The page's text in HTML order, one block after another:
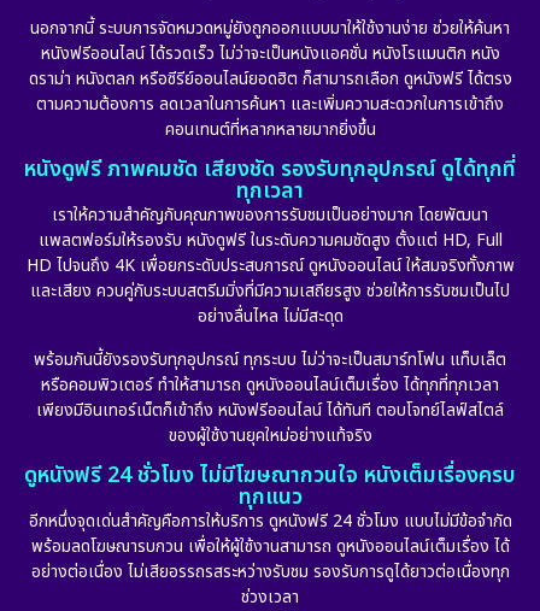
นอกจากนี้ ระบบการจัดหมวดหมู่ยังถูกออกแบบมาให้ใช้งานง่าย ช่วยให้ค้นหา
หนังฟรีออนไลน์ ได้รวดเร็ว ไม่ว่าจะเป็นหนังแอคชั่น หนังโรแมนติก หนัง
ดราม่า หนังตลก หรือซีรีย์ออนไลน์ยอดฮิต ก็สามารถเลือก ดูหนังฟรี ได้ตรง
ตามความต้องการ ลดเวลาในการค้นหา และเพิ่มความสะดวกในการเข้าถึง
คอนเทนต์ที่หลากหลายมากยิ่งขึ้น
หนังดูฟรี ภาพคมชัด เสียงชัด รองรับทุกอุปกรณ์ ดูได้ทุกที่
ทุกเวลา
เราให้ความสำคัญกับคุณภาพของการรับชมเป็นอย่างมาก โดยพัฒนา
แพลตฟอร์มให้รองรับ หนังดูฟรี ในระดับความคมชัดสูง ตั้งแต่ HD, Full
HD ไปจนถึง 4K เพื่อยกระดับประสบการณ์ ดูหนังออนไลน์ ให้สมจริงทั้งภาพ
และเสียง ควบคู่กับระบบสตรีมมิ่งที่มีความเสถียรสูง ช่วยให้การรับชมเป็นไป
อย่างลื่นไหล ไม่มีสะดุด
พร้อมกันนี้ยังรองรับทุกอุปกรณ์ ทุกระบบ ไม่ว่าจะเป็นสมาร์ทโฟน แท็บเล็ต
หรือคอมพิวเตอร์ ทำให้สามารถ ดูหนังออนไลน์เต็มเรื่อง ได้ทุกที่ทุกเวลา
เพียงมีอินเทอร์เน็ตก็เข้าถึง หนังฟรีออนไลน์ ได้ทันที ตอบโจทย์ไลฟ์สไตล์
ของผู้ใช้งานยุคใหม่อย่างแท้จริง
ดูหนังฟรี 24 ชั่วโมง ไม่มีโฆษณากวนใจ หนังเต็มเรื่องครบ
ทุกแนว
อีกหนึ่งจุดเด่นสำคัญคือการให้บริการ ดูหนังฟรี 24 ชั่วโมง แบบไม่มีข้อจำกัด
พร้อมลดโฆษณารบกวน เพื่อให้ผู้ใช้งานสามารถ ดูหนังออนไลน์เต็มเรื่อง ได้
อย่างต่อเนื่อง ไม่เสียอรรถรสระหว่างรับชม รองรับการดูได้ยาวต่อเนื่องทุก
ช่วงเวลา